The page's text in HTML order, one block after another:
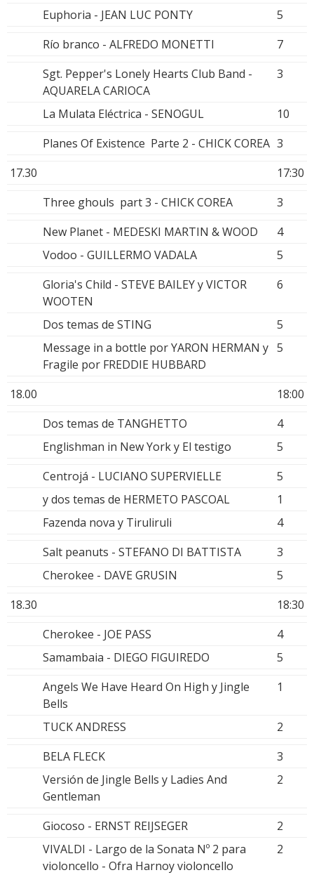
Euphoria - JEAN LUC PONTY
5
Río branco - ALFREDO MONETTI
7
Sgt. Pepper's Lonely Hearts Club Band -
AQUARELA CARIOCA
3
La Mulata Eléctrica - SENOGUL
10
Planes Of Existence Parte 2 - CHICK COREA 3
17.30
17:30
Three ghouls part 3 - CHICK COREA
3
New Planet - MEDESKI MARTIN & WOOD
4
Vodoo - GUILLERMO VADALA
5
Gloria's Child - STEVE BAILEY y VICTOR
WOOTEN
6
Dos temas de STING
5
Message in a bottle por YARON HERMAN y
Fragile por FREDDIE HUBBARD
5
18.00
18:00
Dos temas de TANGHETTO
4
Englishman in New York y El testigo
5
Centrojá - LUCIANO SUPERVIELLE
5
y dos temas de HERMETO PASCOAL
1
Fazenda nova y Tiruliruli
4
Salt peanuts - STEFANO DI BATTISTA
3
Cherokee - DAVE GRUSIN
5
18.30
18:30
Cherokee - JOE PASS
4
Samambaia - DIEGO FIGUIREDO
5
Angels We Have Heard On High y Jingle
Bells
1
TUCK ANDRESS
2
BELA FLECK
3
Versión de Jingle Bells y Ladies And
Gentleman
2
Giocoso - ERNST REIJSEGER
2
VIVALDI - Largo de la Sonata Nº 2 para
violoncello - Ofra Harnoy violoncello
2